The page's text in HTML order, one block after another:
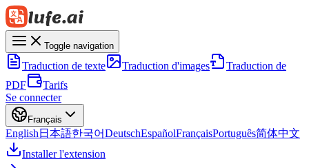
Toggle navigation
Traduction de texte Traduction d'images
Traduction de
PDF
Tarifs
Se connecter
Français
English 日本語한국어DeutschEspañolFrançaisPortuguês简体中文
Installer l'extension